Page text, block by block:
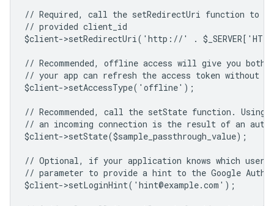
// Required, call the setRedirectUri function to
// provided client_id
$client->setRedirectUri('http://' .
// Recommended, offline access will give you both
// your app can refresh the access token without
$client->setAccessType('offline');
// Recommended, call the setState function.
// an incoming connection is the result of an
$client->setState($sample_passthrough_value);
// Optional, if your application knows which
// parameter to provide a hint to the Google
$client->setLoginHint('hint@example.com');